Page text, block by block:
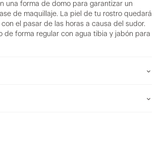
una forma de domo para garantizar un
de maquillaje. La piel de tu rostro quedará
el pasar de las horas a causa del sudor.
de forma regular con agua tibia y jabón para